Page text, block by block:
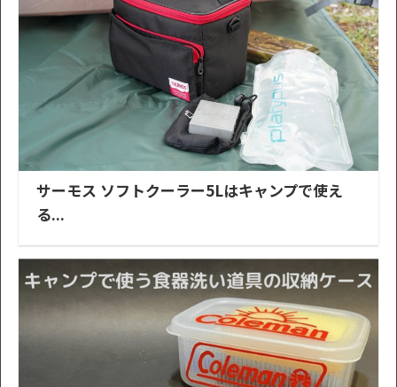
サーモス ソフトクーラー5Lはキャンプで使え
る...